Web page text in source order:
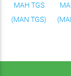
МАН TGS
(MAN TGS)